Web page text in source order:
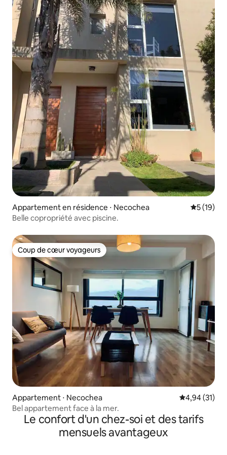
Appartement en résidence ⋅ Necochea
5 (19)
Belle copropriété avec piscine.
Coup de cœur voyageurs
Coup de cœur voyageurs
Appartement ⋅ Necochea Évaluation
4,94 (31)
Bel appartement face à la mer.
Le confort d'un chez-soi et des tarifs
mensuels avantageux